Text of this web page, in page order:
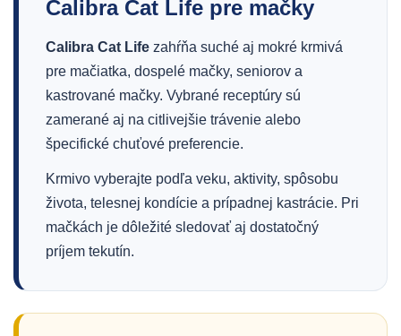
Calibra Cat Life pre mačky
Calibra Cat Life zahŕňa suché aj mokré krmivá
pre mačiatka, dospelé mačky, seniorov a
kastrované mačky. Vybrané receptúry sú
zamerané aj na citlivejšie trávenie alebo
špecifické chuťové preferencie.
Krmivo vyberajte podľa veku, aktivity, spôsobu
života, telesnej kondície a prípadnej kastrácie. Pri
mačkách je dôležité sledovať aj dostatočný
príjem tekutín.